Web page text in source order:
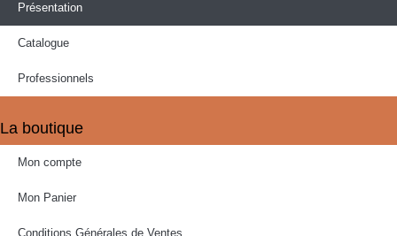
Présentation
Catalogue
Professionnels
La boutique
Mon compte
Mon Panier
Conditions Générales de Ventes